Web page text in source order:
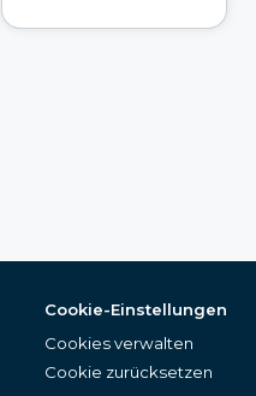
Cookie-Einstellungen
Cookies verwalten
Cookie zurücksetzen